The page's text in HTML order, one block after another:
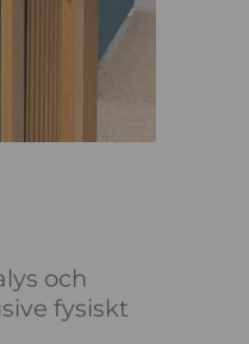
och
fysiskt